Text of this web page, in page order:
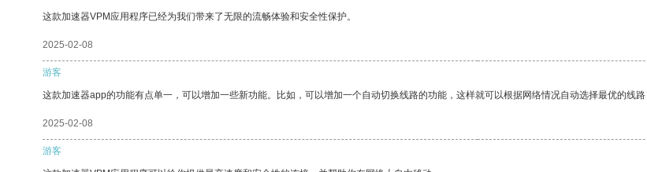
这款加速器VPM应用程序已经为我们带来了无限的流畅体验和安全性保护。
2025-02-08
游客
这款加速器app的功能有点单一，可以增加一些新功能。比如，可以增加一个自动切换线路的功能，这样就可以根据网络情况自动选择最优的线路
2025-02-08
游客